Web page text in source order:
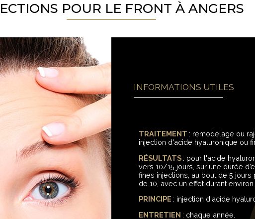
POUR LE FRONT À ANGERS
INFORMATIONS UTILES
TRAITEMENT : remodelage ou
injection d'acide hyaluronique ou
RÉSULTATS : pour l'acide
vers 10/15 jours, sur une durée
fines injections, au bout de 5
de 10, avec un effet durant
PRINCIPE : injection d'acide
ENTRETIEN : chaque année.